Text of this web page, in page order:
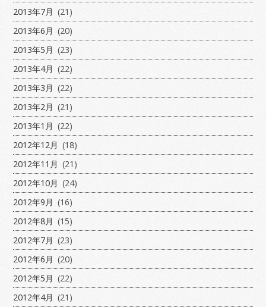
2013年7月 (21)
2013年6月 (20)
2013年5月 (23)
2013年4月 (22)
2013年3月 (22)
2013年2月 (21)
2013年1月 (22)
2012年12月 (18)
2012年11月 (21)
2012年10月 (24)
2012年9月 (16)
2012年8月 (15)
2012年7月 (23)
2012年6月 (20)
2012年5月 (22)
2012年4月 (21)